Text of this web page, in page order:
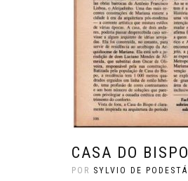
CASA DO
POR SYLVIO DE PODESTÁ